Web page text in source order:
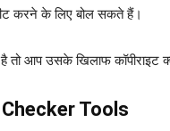
करने के लिए बोल सकते हैं।
है तो आप उसके खिलाफ
Tools